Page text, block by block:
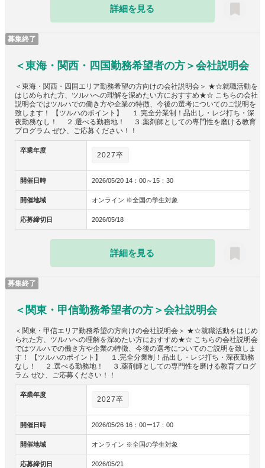
詳細を見る
募集終了
＜東海・関西・四国勤務希望者の方＞会社説明会
＜東海・関西・四国エリア勤務希望の方向けの会社説明会＞ ★☆就職活動を
はじめられた方、ツルハへの理解を深めたい方におすすめ★☆ こちらの会社
説明会ではツルハでの働き方や企業の特徴、今後の選考についてのご説明を
致します！ 【ツルハのポイント】 １.完全分業制！品出し・レジ打ち・深
夜勤務なし！ ２.選べる勤務地！ ３.薬剤師としての専門性を磨ける教育
プログラム ぜひ、ご応募ください！！
卒業年度
2027卒
開催日時 2026/05/20 14：00～15：30
開催地域 オンライン ※全国の学生対象
応募締切日 2026/05/18
詳細を見る
募集終了
＜関東・甲信勤務希望者の方＞会社説明会
＜関東・甲信エリア勤務希望の方向けの会社説明会＞ ★☆就職活動をはじめ
られた方、ツルハへの理解を深めたい方におすすめ★☆ こちらの会社説明会
ではツルハでの働き方や企業の特徴、今後の選考についてのご説明を致しま
す！ 【ツルハのポイント】 １.完全分業制！品出し・レジ打ち・深夜勤務
なし！ ２.選べる勤務地！ ３.薬剤師としての専門性を磨ける教育プログ
ラム ぜひ、ご応募ください！！
卒業年度
2027卒
開催日時 2026/05/26 16：00ー17：00
開催地域 オンライン ※全国の学生対象
応募締切日 2026/05/21